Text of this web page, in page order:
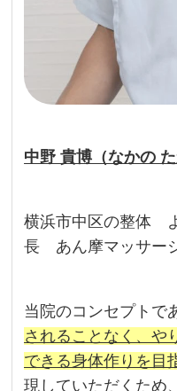
中野 貴博（なかの た
横浜市中区の整体
長 あん摩マッサー
当院のコンセプトで
されることなく、や
できる身体作りを目
現していただくため